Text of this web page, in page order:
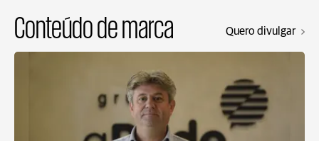
Conteúdo de marca Quero divulgar